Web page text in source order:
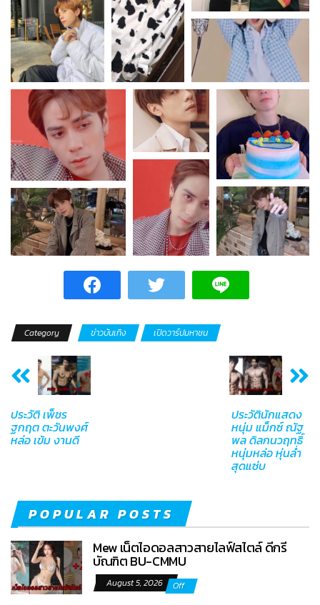
Category ข่าวบันเทิง เปิดวาร์ปมหาชน
ประวัติ เพ็ชร
ฐกฤต ตะวันพงศ์
หล่อ เข้ม งานดี
ประวัตินักแสดง
หนุ่ม แม็กซ์ ณัฐ
พล ดิลกนวฤทธิ์
หนุ่มหล่อ หุ่นล่ำ
สุดแซ่บ
POPULAR POSTS
Mew เน็ตไอดอลสาวสายไลฟ์สไตล์ ดีกรี
บัณฑิต BU-CMMU
August 5, 2026 Off